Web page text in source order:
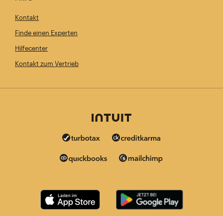
Kontakt
Finde einen Experten
Hilfecenter
Kontakt zum Vertrieb